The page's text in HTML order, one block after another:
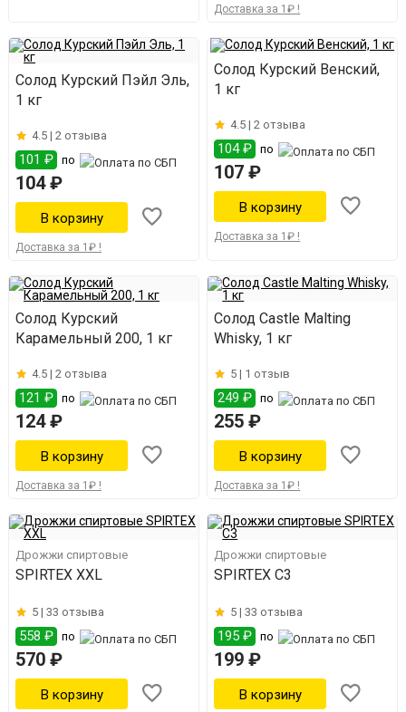
Доставка за 1₽ !
Солод Курский Пэйл Эль,
1 кг
4.5 | 2 отзыва
101 ₽ по
104 ₽
Доставка за 1₽ !
Солод Курский Венский,
1 кг
4.5 |2 отзыва
104 ₽ по
107 ₽
Доставка за 1₽ !
Солод Курский
Карамельный 200, 1 кг
4.5 | 2 отзыва
121 ₽ по
124 ₽
Доставка за 1₽ !
Солод Castle Malting
Whisky, 1 кг
5 | 1 отзыв
249 ₽ по
255 ₽
Доставка за 1₽ !
Дрожжи спиртовые
SPIRTEX XXL
5 | 33 отзыва
558 ₽ по
570 ₽
Дрожжи спиртовые
SPIRTEX С3
5 |33 отзыва
195 ₽ по
199 ₽